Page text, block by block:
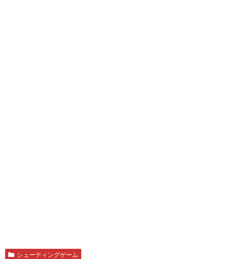
シューティングゲーム